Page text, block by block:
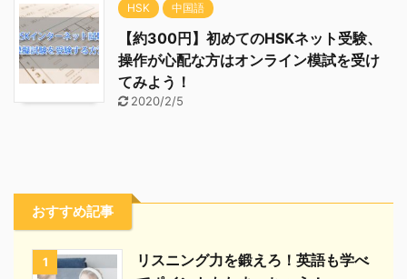
HSK 中国語
【約300円】初めてのHSKネット受験、
操作が心配な方はオンライン模試を受け
てみよう！
2020/2/5
おすすめ記事
1
リスニング力を鍛えろ！英語も学べ